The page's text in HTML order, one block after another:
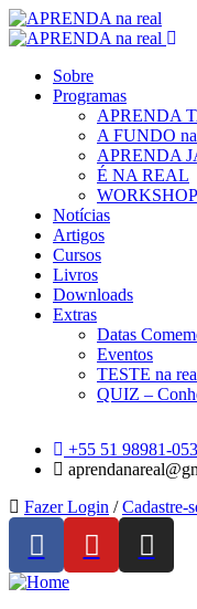
Sobre
Programas
APRENDA
A FUNDO
APRENDA
É NA REAL
Notícias
Artigos
Cursos
Livros
Downloads
Extras
Datas
Eventos
TESTE na
QUIZ –
+55 51 98981-
Fazer Login / Cadastre-